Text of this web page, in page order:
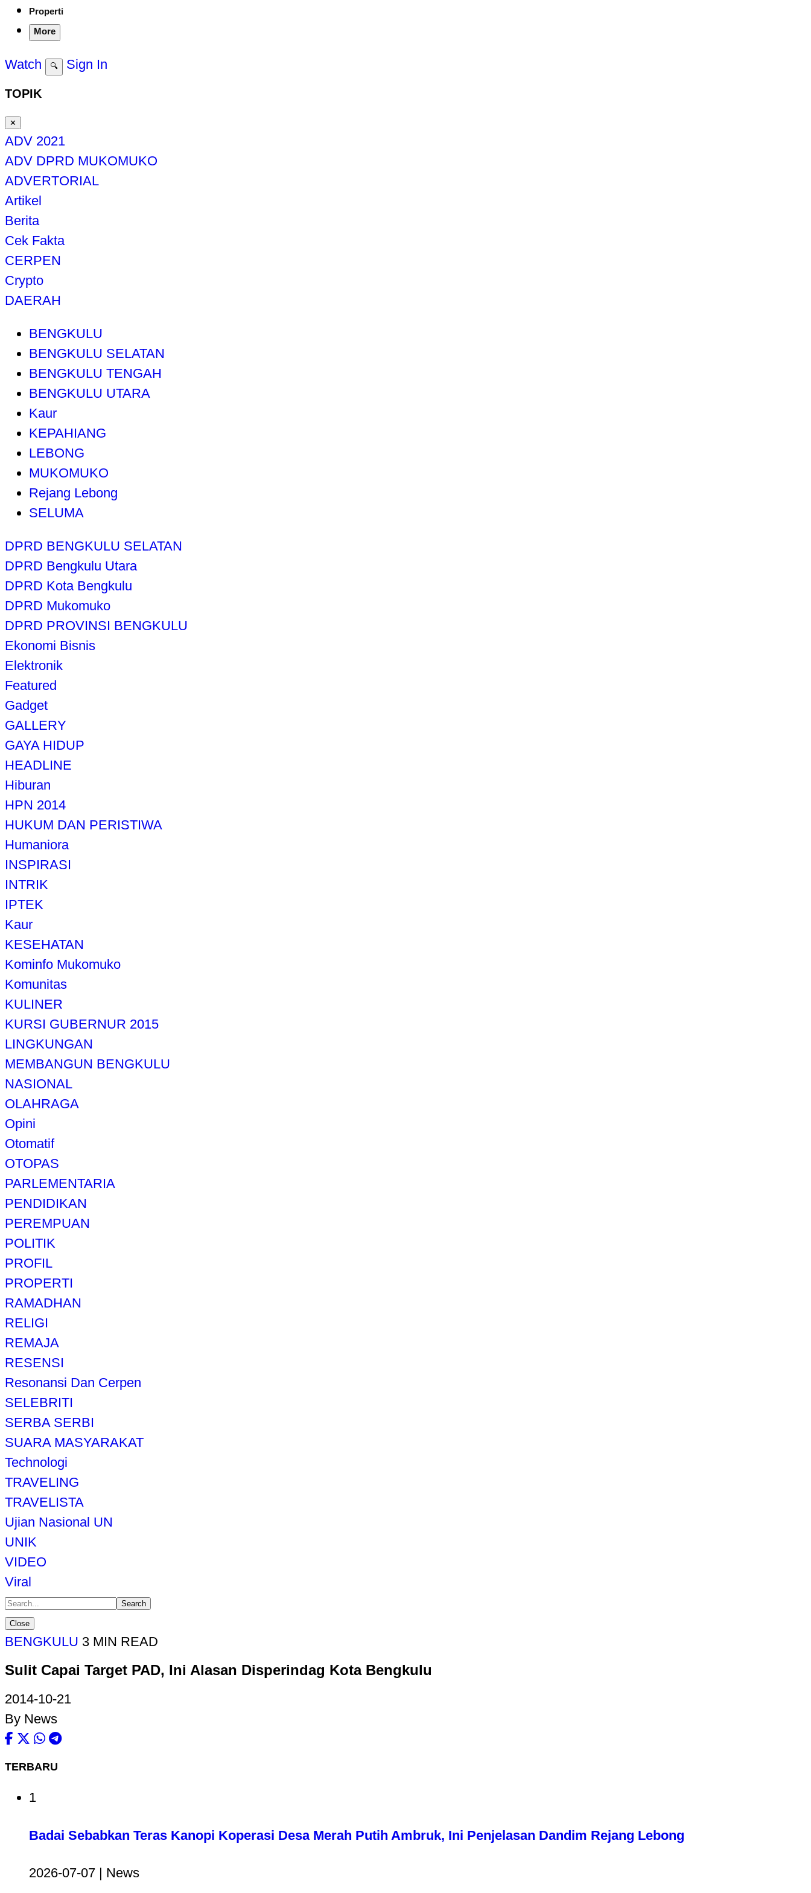
Properti
More
Watch 🔍 Sign In
TOPIK
✕
ADV 2021
ADV DPRD MUKOMUKO
ADVERTORIAL
Artikel
Berita
Cek Fakta
CERPEN
Crypto
DAERAH
BENGKULU
BENGKULU SELATAN
BENGKULU TENGAH
BENGKULU UTARA
Kaur
KEPAHIANG
LEBONG
MUKOMUKO
Rejang Lebong
SELUMA
DPRD BENGKULU SELATAN
DPRD Bengkulu Utara
DPRD Kota Bengkulu
DPRD Mukomuko
DPRD PROVINSI BENGKULU
Ekonomi Bisnis
Elektronik
Featured
Gadget
GALLERY
GAYA HIDUP
HEADLINE
Hiburan
HPN 2014
HUKUM DAN PERISTIWA
Humaniora
INSPIRASI
INTRIK
IPTEK
Kaur
KESEHATAN
Kominfo Mukomuko
Komunitas
KULINER
KURSI GUBERNUR 2015
LINGKUNGAN
MEMBANGUN BENGKULU
NASIONAL
OLAHRAGA
Opini
Otomatif
OTOPAS
PARLEMENTARIA
PENDIDIKAN
PEREMPUAN
POLITIK
PROFIL
PROPERTI
RAMADHAN
RELIGI
REMAJA
RESENSI
Resonansi Dan Cerpen
SELEBRITI
SERBA SERBI
SUARA MASYARAKAT
Technologi
TRAVELING
TRAVELISTA
Ujian Nasional UN
UNIK
VIDEO
Viral
Search
Close
BENGKULU 3 MIN READ
Sulit Capai Target PAD, Ini Alasan Disperindag Kota Bengkulu
2014-10-21
By News
TERBARU
1
Badai Sebabkan Teras Kanopi Koperasi Desa Merah Putih Ambruk, Ini Penjelasan Dandim Rejang Lebong
2026-07-07 | News